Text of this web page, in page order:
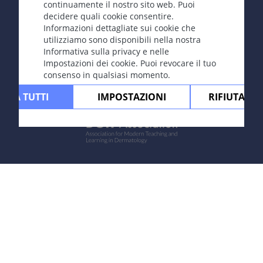
continuamente il nostro sito web. Puoi
decidere quali cookie consentire.
Informazioni dettagliate sui cookie che
utilizziamo sono disponibili nella nostra
Informativa sulla privacy e nelle
Impostazioni dei cookie. Puoi revocare il tuo
consenso in qualsiasi momento.
TUTTI IMPOSTAZIONI RIFIUTARE
Contatta|Impressum |Sostenuto
da|Protezione dei dati |Condizioni
d'uso|Esclusione di responsabilità
Powered by: